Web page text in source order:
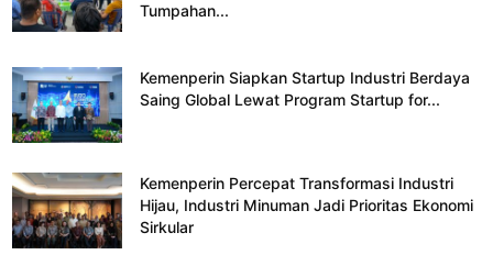
Tumpahan...
Kemenperin Siapkan Startup Industri Berdaya
Saing Global Lewat Program Startup for...
Kemenperin Percepat Transformasi Industri
Hijau, Industri Minuman Jadi Prioritas Ekonomi
Sirkular